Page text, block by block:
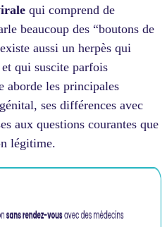
qui comprend de
beaucoup des “boutons de
aussi un herpès qui
qui suscite parfois
aborde les principales
ses différences avec
aux questions courantes que
légitime.